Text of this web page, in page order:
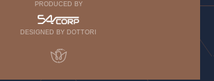
PRODUCED BY
DESIGNED BY DOTTORI